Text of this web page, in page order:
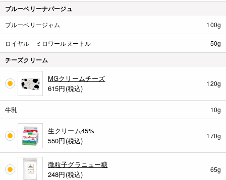
ブルーベリーナパージュ
ブルーベリージャム 100g
ロイヤル ミロワールヌートル 50g
チーズクリーム
MGクリームチーズ
615円(税込)
120g
牛乳 10g
生クリーム45%
550円(税込)
170g
微粒子グラニュー糖
248円(税込)
65g